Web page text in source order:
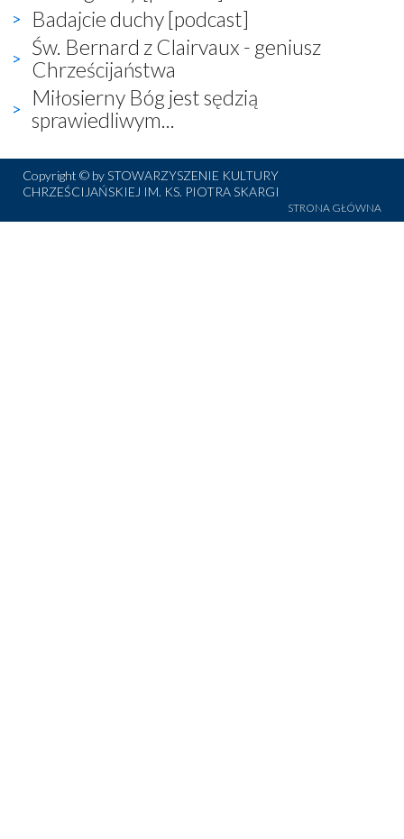
Badajcie duchy [podcast]
Św. Bernard z Clairvaux - geniusz
Chrześcijaństwa
Miłosierny Bóg jest sędzią
sprawiedliwym...
Copyright © by STOWARZYSZENIE KULTURY
CHRZEŚCIJAŃSKIEJ IM. KS. PIOTRA SKARGI
STRONA GŁÓWNA